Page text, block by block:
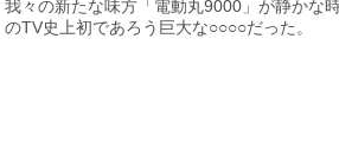
我々の新たな味方「電動丸9000」が静かな
のTV史上初であろう巨大な○○○○だった。